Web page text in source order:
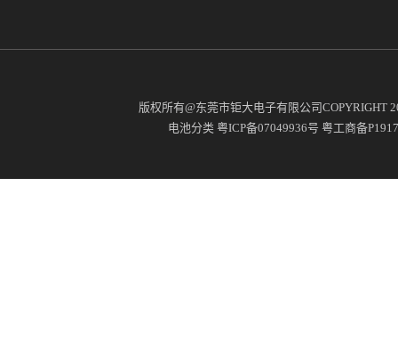
版权所有@东莞市钜大电子有限公司COPYRIGHT
电池分类 粤ICP备07049936号 粤工商备